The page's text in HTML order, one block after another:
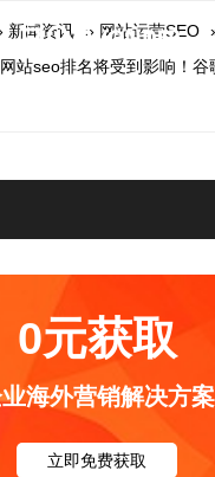
新闻资讯 » 网站运营SEO
站seo排名将受到影响！谷
0元获取
海外营销解决方案
立即免费获取